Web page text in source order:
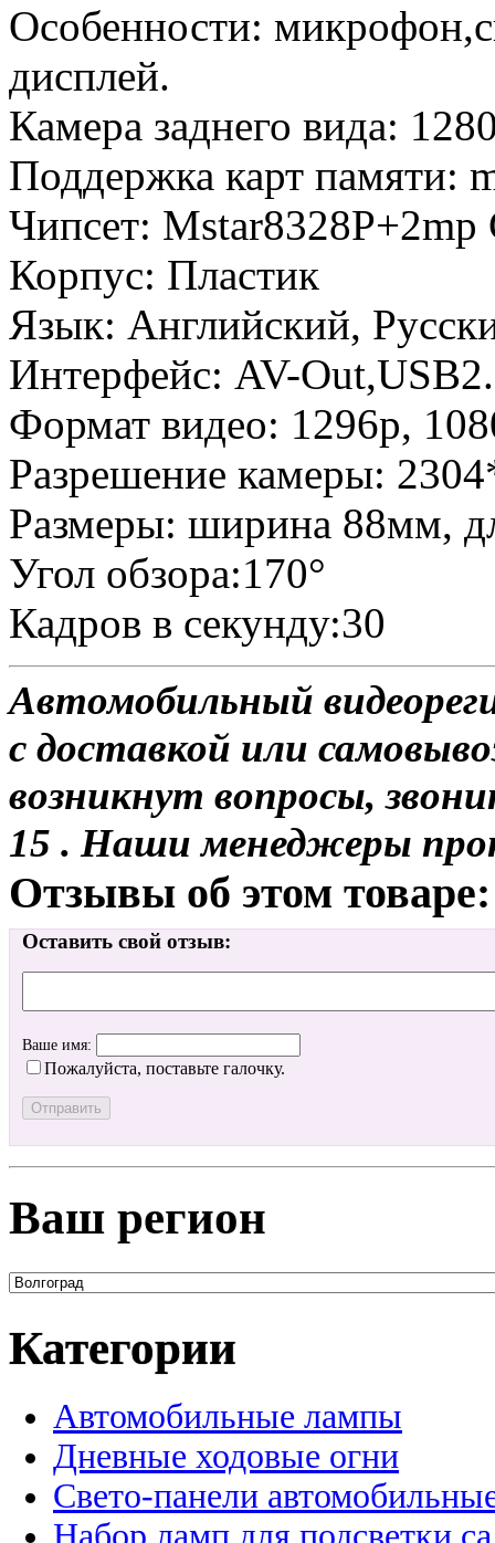
Особенности:
дисплей.
Камера заднего вида:
Поддержка карт памяти:
Чипсет:
Корпус: Пластик
Язык: Английский,
Интерфейс: AV-
Формат видео: 1296p,
Разрешение камеры:
Размеры: ширина 88мм,
Угол обзора:170°
Кадров в секунду:30
Автомобильный
с доставкой или
возникнут вопросы,
15 . Наши менеджеры
Отзывы об этом товаре:
Оставить свой отзыв:
Ваше имя:
Пожалуйста, поставьте галочку.
Ваш регион
Категории
Автомобильные лампы
Дневные ходовые огни
Свето-панели